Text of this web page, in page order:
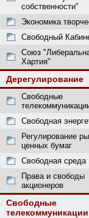
собственности"
Экономика
Свободный
Союз
Хартия"
Дерегулирование
Свободные
Свободная
Регулирование
ценных бумаг
Свободная среда
Права и свободы
акционеров
Свободные
телекоммуникации